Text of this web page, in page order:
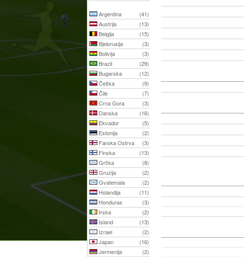
Argentina
(41)
Austrija
(13)
Belgija
(15)
Bjelorusija
(3)
Bolivija
(3)
Brazil
(29)
Bugarska
(12)
Češka
(9)
Čile
(7)
Crna Gora
(3)
Danska
(16)
Ekvador
(5)
Estonija
(2)
Farska Ostrva
(3)
Finska
(13)
Grčka
(8)
Gruzija
(2)
Gvatemala
(2)
Holandija
(11)
Honduras
(3)
Irska
(2)
Island
(13)
Izrael
(2)
Japan
(16)
Jermenija
(2)